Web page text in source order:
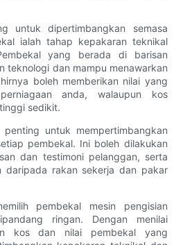
untuk dipertimbangkan semasa
ialah tahap kepakaran teknikal
yang berada di barisan
teknologi dan mampu menawarkan
boleh memberikan nilai yang
anda, walaupun kos
sedikit.
untuk mempertimbangkan
pembekal. Ini boleh dilakukan
dan testimoni pelanggan, serta
daripada rakan sekerja dan pakar
pembekal mesin pengisian
ringan. Dengan menilai
kos dan nilai pembekal yang